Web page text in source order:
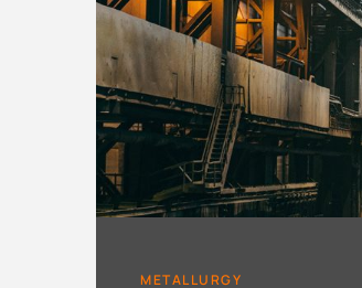
METALLURGY